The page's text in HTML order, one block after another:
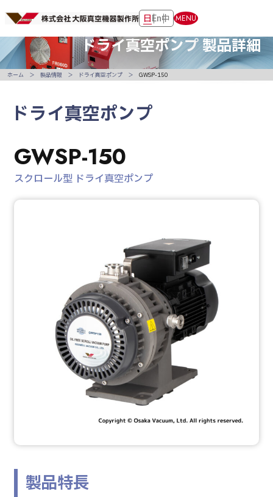
日En中 MENU
ドライ真空ポンプ製品詳細
ドライ真空ポンプ
GWSP-150
スクロール型 ドライ真空ポンプ
製品特長
ホーム 製品情報 ドライ真空ポンプ GWSP-150